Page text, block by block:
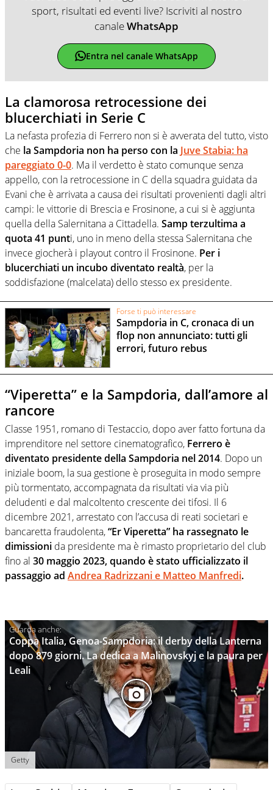
sport, risultati ed eventi live? Iscriviti al nostro
canaleWhatsApp
Entra nel canale WhatsApp
La clamorosa retrocessione dei
blucerchiati in Serie C
La nefasta profezia di Ferrero non si è avverata del tutto, visto
che la Sampdoria non ha perso con la Juve Stabia: ha
pareggiato 0-0. Ma il verdetto è stato comunque senza
appello, con la retrocessione in C della squadra guidata da
Evani che è arrivata a causa dei risultati provenienti dagli altri
campi: le vittorie di Brescia e Frosinone, a cui si è aggiunta
quella della Salernitana a Cittadella. Samp terzultima a
quota 41 punti, uno in meno della stessa Salernitana che
invece giocherà i playout contro il Frosinone. Per i
blucerchiati un incubo diventato realtà, per la
soddisfazione (malcelata) dello stesso ex presidente.
Forse ti può interessare
Sampdoria in C, cronaca di un
flop non annunciato: tutti gli
errori, futuro rebus
“Viperetta” e la Sampdoria, dall’amore al
rancore
Classe 1951, romano di Testaccio, dopo aver fatto fortuna da
imprenditore nel settore cinematografico, Ferrero è
diventato presidente della Sampdoria nel 2014. Dopo un
iniziale boom, la sua gestione è proseguita in modo sempre
più tormentato, accompagnata da risultati via via più
deludenti e dal malcoltento crescente dei tifosi. Il 6
dicembre 2021, arrestato con l’accusa di reati societari e
bancaretta fraudolenta,“Er Viperetta” ha rassegnato le
dimissioni da presidente ma è rimasto proprietario del club
fino al 30 maggio 2023, quando è stato ufficializzato il
passaggio ad Andrea Radrizzani e Matteo Manfredi.
Coppa Italia, Genoa-Sampdoria: il derby della Lanterna
dopo 879 giorni. La dedica a Malinovskyj e la paura per
Leali
Getty